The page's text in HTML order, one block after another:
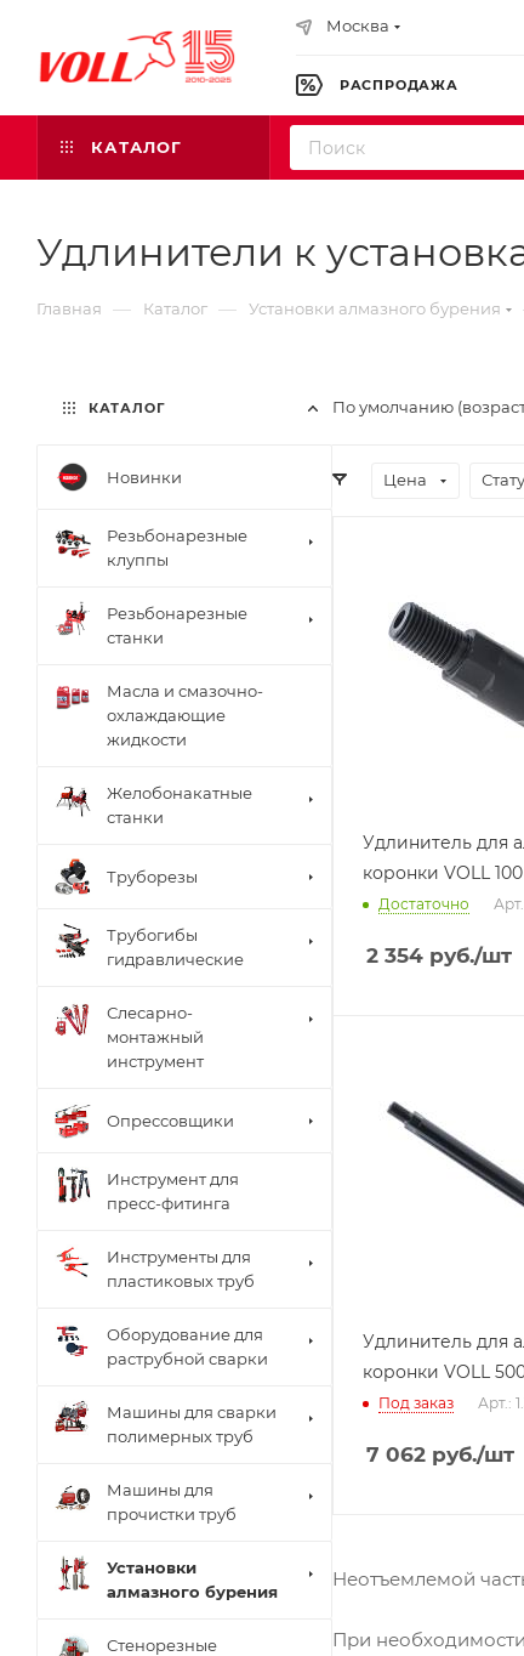
Москва
РАСПРОДАЖА
КАТАЛОГ
Удлинители к
Главная — Каталог — Установки алмазного бурения
По умолчанию
Цена
Удлинитель для
коронки VOLL
Достаточно
2 354 руб./шт
Удлинитель для
коронки VOLL
Под заказ Арт.:
7 062 руб./шт
Неотъемлемой
При необходимости
КАТАЛОГ
Новинки
Резьбонарезные
клуппы
Резьбонарезные
станки
Масла и смазочно-
охлаждающие
жидкости
Желобонакатные
станки
Труборезы
Трубогибы
гидравлические
Слесарно-
монтажный
инструмент
Опрессовщики
Инструмент для
пресс-фитинга
Инструменты для
пластиковых труб
Оборудование для
раструбной сварки
Машины для сварки
полимерных труб
Машины для
прочистки труб
Установки
алмазного бурения
Стенорезные